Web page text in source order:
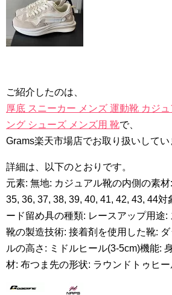
ご紹介したのは、
厚底 スニーカー メンズ 運動靴 カジ
ング シューズ メンズ用 靴で、
Grams楽天市場店でお取り扱いしてい
詳細は、以下のとおりです。
元素: 無地: カジュアル靴の内側の素
35, 36, 37, 38, 39, 40, 41, 42, 43, 44対
ード留め具の種類: レースアップ用途:
靴の製造技術: 接着剤を使用した靴:
ルの高さ: ミドルヒール(3-5cm)機能:
材: 布つま先の形状: ラウンドトゥヒー